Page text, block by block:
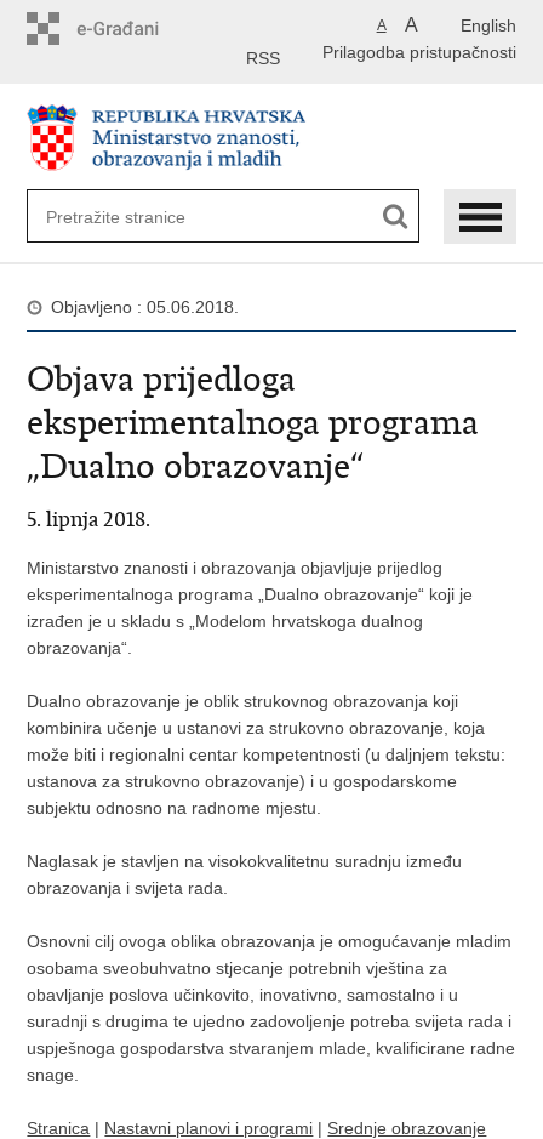
English
A A
Prilagodba pristupačnosti
RSS
Objavljeno : 05.06.2018.
Objava prijedloga
eksperimentalnoga programa
„Dualno obrazovanje“
5. lipnja 2018.
Ministarstvo znanosti i obrazovanja objavljuje prijedlog
eksperimentalnoga programa „Dualno obrazovanje“ koji je
izrađen je u skladu s „Modelom hrvatskoga dualnog
obrazovanja“.
Dualno obrazovanje je oblik strukovnog obrazovanja koji
kombinira učenje u ustanovi za strukovno obrazovanje, koja
može biti i regionalni centar kompetentnosti (u daljnjem tekstu:
ustanova za strukovno obrazovanje) i u gospodarskome
subjektu odnosno na radnome mjestu.
Naglasak je stavljen na visokokvalitetnu suradnju između
obrazovanja i svijeta rada.
Osnovni cilj ovoga oblika obrazovanja je omogućavanje mladim
osobama sveobuhvatno stjecanje potrebnih vještina za
obavljanje poslova učinkovito, inovativno, samostalno i u
suradnji s drugima te ujedno zadovoljenje potreba svijeta rada i
uspješnoga gospodarstva stvaranjem mlade, kvalificirane radne
snage.
Stranica | Nastavni planovi i programi | Srednje obrazovanje